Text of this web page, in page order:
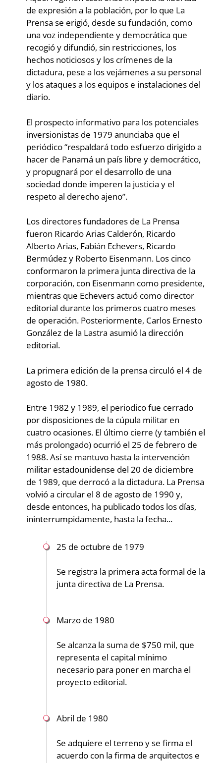
de expresión a la población, por lo que La
Prensa se erigió, desde su fundación, como
una voz independiente y democrática que
recogió y difundió, sin restricciones, los
hechos noticiosos y los crímenes de la
dictadura, pese a los vejámenes a su personal
y los ataques a los equipos e instalaciones del
diario.
El prospecto informativo para los potenciales
inversionistas de 1979 anunciaba que el
periódico “respaldará todo esfuerzo dirigido a
hacer de Panamá un país libre y democrático,
y propugnará por el desarrollo de una
sociedad donde imperen la justicia y el
respeto al derecho ajeno”.
Los directores fundadores de La Prensa
fueron Ricardo Arias Calderón, Ricardo
Alberto Arias, Fabián Echevers, Ricardo
Bermúdez y Roberto Eisenmann. Los cinco
conformaron la primera junta directiva de la
corporación, con Eisenmann como presidente,
mientras que Echevers actuó como director
editorial durante los primeros cuatro meses
de operación. Posteriormente, Carlos Ernesto
González de la Lastra asumió la dirección
editorial.
La primera edición de la prensa circuló el 4 de
agosto de 1980.
Entre 1982 y 1989, el periodico fue cerrado
por disposiciones de la cúpula militar en
cuatro ocasiones. El último cierre (y también el
más prolongado) ocurrió el 25 de febrero de
1988. Así se mantuvo hasta la intervención
militar estadounidense del 20 de diciembre
de 1989, que derrocó a la dictadura. La Prensa
volvió a circular el 8 de agosto de 1990 y,
desde entonces, ha publicado todos los días,
ininterrumpidamente, hasta la fecha...
25 de octubre de 1979
Se registra la primera acta formal de la
junta directiva de La Prensa.
Marzo de 1980
Se alcanza la suma de $750 mil, que
representa el capital mínimo
necesario para poner en marcha el
proyecto editorial.
Abril de 1980
Se adquiere el terreno y se firma el
acuerdo con la firma de arquitectos e